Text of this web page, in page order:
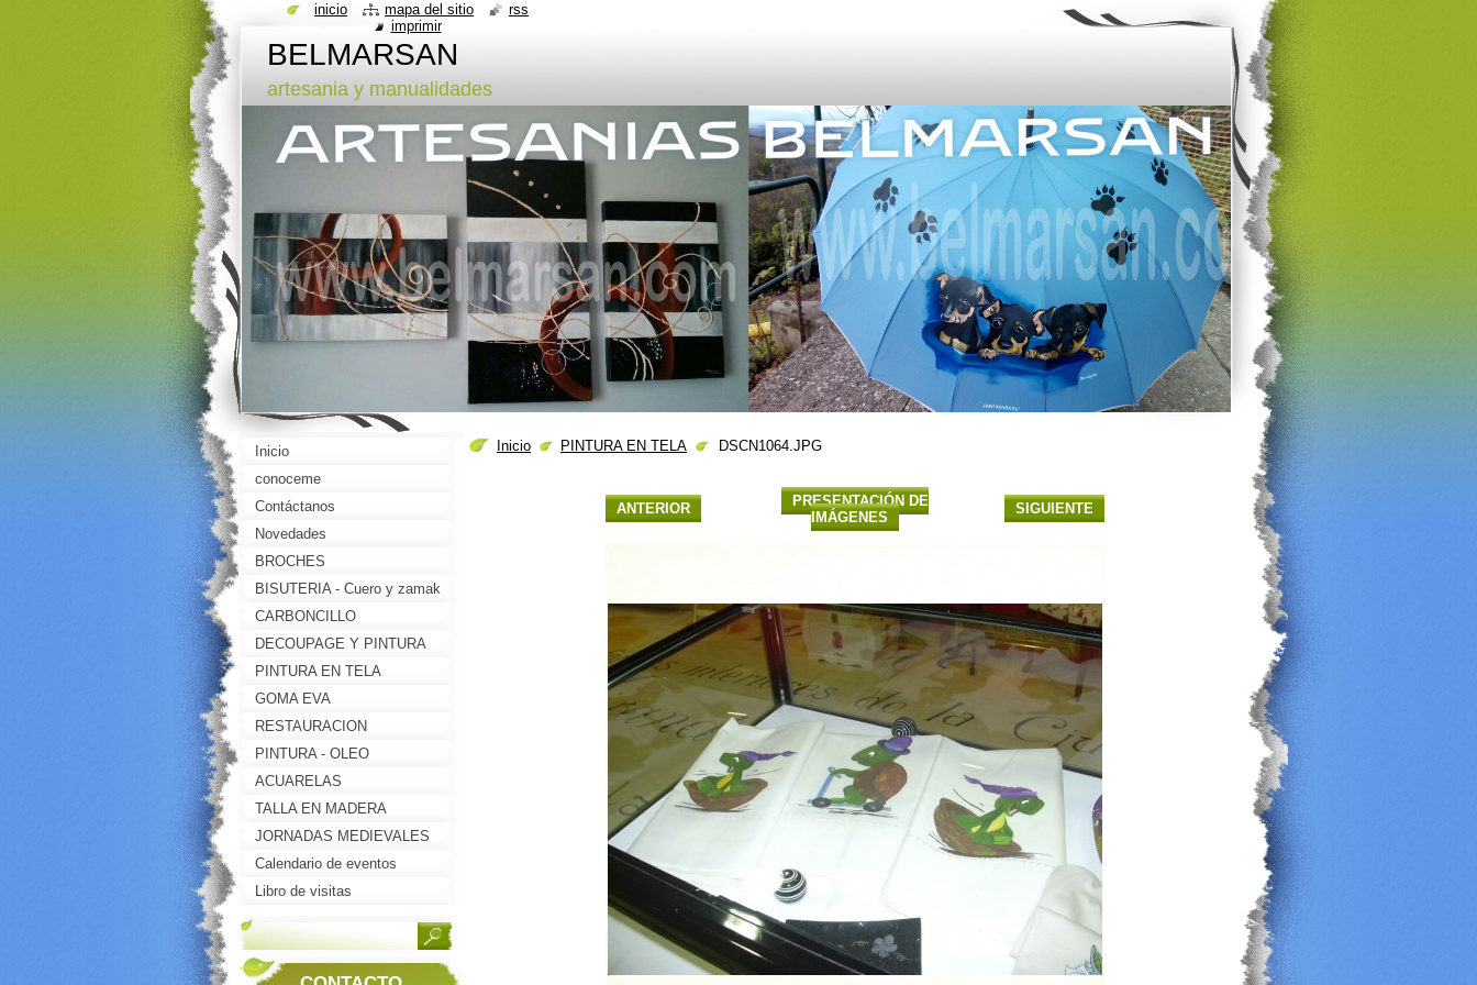
BELMARSAN
artesania y manualidades
Inicio PINTURA EN TELA DSCN1064.JPG
ANTERIOR
PRESENTACIÓN DE
IMÁGENES
SIGUIENTE
Inicio
conoceme
Contáctanos
Novedades
BROCHES
BISUTERIA - Cuero y zamak
CARBONCILLO
DECOUPAGE Y PINTURA
DECORATIVA
PINTURA EN TELA
GOMA EVA
RESTAURACION
PINTURA - OLEO
ACUARELAS
TALLA EN MADERA
JORNADAS MEDIEVALES
2013-BRIONES(LA RIOJA)
Calendario de eventos
Libro de visitas
inicio mapa del sitio
rss
imprimir